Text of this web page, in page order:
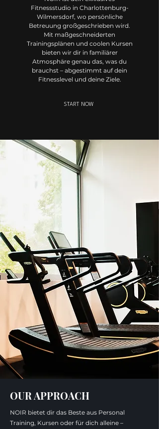
Fitnessstudio in Charlottenburg-
Wilmersdorf, wo persönliche
Betreuung großgeschrieben wird.
Mit maßgeschneiderten
Trainingsplänen und coolen Kursen
bieten wir dir in familiärer
Atmosphäre genau das, was du
brauchst – abgestimmt auf dein
Fitnesslevel und deine Ziele.
START NOW
OUR APPROACH
NOIR bietet dir das Beste aus Personal
Training, Kursen oder für dich alleine –